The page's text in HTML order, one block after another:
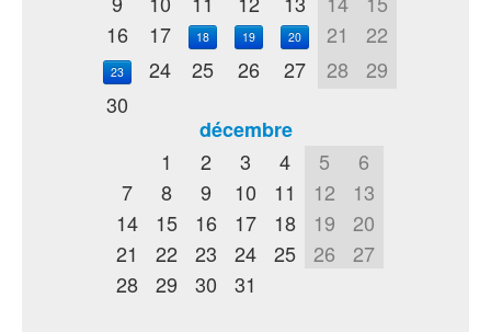
16
17 18 19 20 21 22
23 24 25 26 27 28
29
30
décembre
1
2 3 4 5
6
7
8 9 10 11 12
13
14
15 16 17 18 19
20
21
22 23 24 25 26
27
28
29 30 31